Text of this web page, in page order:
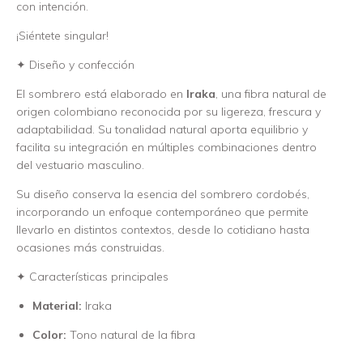
con intención.
¡Siéntete singular!
✦ Diseño y confección
El sombrero está elaborado en Iraka, una fibra natural de
origen colombiano reconocida por su ligereza, frescura y
adaptabilidad. Su tonalidad natural aporta equilibrio y
facilita su integración en múltiples combinaciones dentro
del vestuario masculino.
Su diseño conserva la esencia del sombrero cordobés,
incorporando un enfoque contemporáneo que permite
llevarlo en distintos contextos, desde lo cotidiano hasta
ocasiones más construidas.
✦ Características principales
Material: Iraka
Color: Tono natural de la fibra